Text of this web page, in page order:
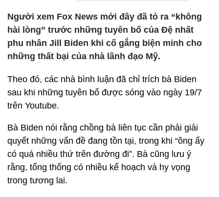
Người xem Fox News mới đây đã tỏ ra “không
hài lòng” trước những tuyên bố của Đệ nhất
phu nhân Jill Biden khi cố gắng biện minh cho
những thất bại của nhà lãnh đạo Mỹ.
Theo đó, các nhà bình luận đã chỉ trích bà Biden
sau khi những tuyên bố được sóng vào ngày 19/7
trên Youtube.
Bà Biden nói rằng chồng bà liên tục cần phải giải
quyết những vấn đề đang tồn tại, trong khi “ông ấy
có quá nhiều thứ trên đường đi”. Bà cũng lưu ý
rằng, tổng thống có nhiều kế hoạch và hy vọng
trong tương lai.